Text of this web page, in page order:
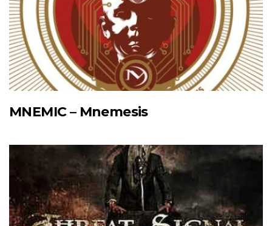
MNEMIC – Mnemesis